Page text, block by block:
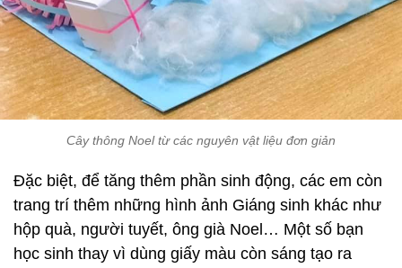
Cây thông Noel từ các nguyên vật liệu đơn giản
Đặc biệt, để tăng thêm phần sinh động, các em còn
trang trí thêm những hình ảnh Giáng sinh khác như
hộp quà, người tuyết, ông già Noel… Một số bạn
học sinh thay vì dùng giấy màu còn sáng tạo ra